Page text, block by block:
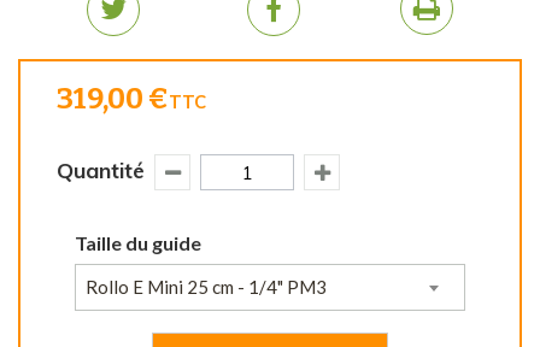
319,00 €TTC
Quantité
Rollo E Mini 25 cm - 1/4" PM3